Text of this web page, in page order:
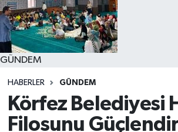
GÜNDEM
HABERLER GÜNDEM
Körfez Belediyesi
Filosunu